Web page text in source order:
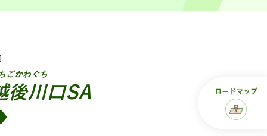
ごかわぐち
後川口SA ロードマップ